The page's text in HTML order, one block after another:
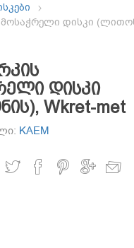
დისკი
დისკი
Wkret-met
KAEM